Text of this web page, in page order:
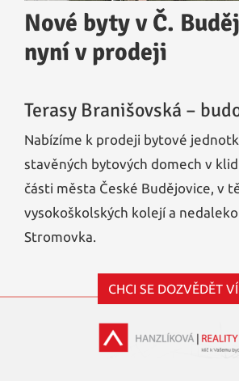
Nové byty v Č.
nyní v prodeji
Terasy Branišovská –
Nabízíme k prodeji bytové
stavěných bytových domech v
části města České Budějovice, v
vysokoškolských kolejí a
Stromovka.
CHCI SE DOZVĚDĚT